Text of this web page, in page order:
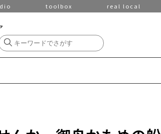
toolbox real local